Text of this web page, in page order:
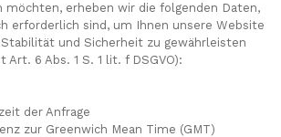
erheben wir die folgenden Daten,
erforderlich sind, um Ihnen unsere Website
und Sicherheit zu gewährleisten
Art. 6 Abs. 1 S. 1 lit. f DSGVO):
der Anfrage
zur Greenwich Mean Time (GMT)